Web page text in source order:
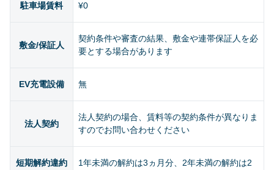
駐車場賃料 ¥0
敷金/保証人
契約条件や審査の結果、敷金や連帯保証人を必
要とする場合があります
EV充電設備 無
法人契約
法人契約の場合、賃料等の契約条件が異なりま
すのでお問い合わせください
短期解約違約
1年未満の解約は3ヵ月分、2年未満の解約は2